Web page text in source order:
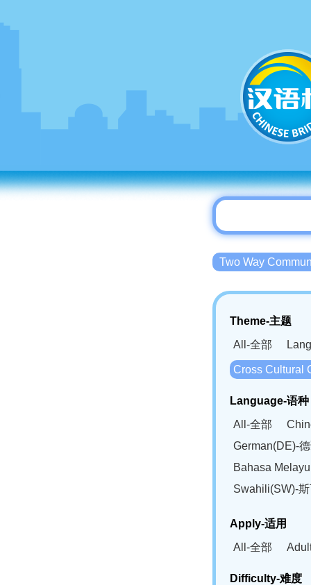
Two Way
Theme-主题
All-全部
Cross Cultural
Language-语种
All-全部
German(DE)-
Bahasa
Swahili(SW)-
Apply-适用
All-全部
Difficulty-难度